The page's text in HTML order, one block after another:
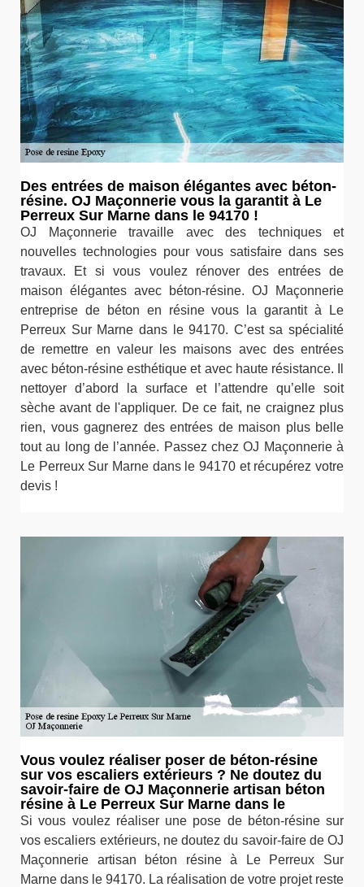
Des entrées de maison élégantes avec béton-
résine. OJ Maçonnerie vous la garantit à Le
Perreux Sur Marne dans le 94170 !
OJ Maçonnerie travaille avec des techniques et
nouvelles technologies pour vous satisfaire dans ses
travaux. Et si vous voulez rénover des entrées de
maison élégantes avec béton-résine. OJ Maçonnerie
entreprise de béton en résine vous la garantit à Le
Perreux Sur Marne dans le 94170. C’est sa spécialité
de remettre en valeur les maisons avec des entrées
avec béton-résine esthétique et avec haute résistance. Il
nettoyer d’abord la surface et l’attendre qu’elle soit
sèche avant de l'appliquer. De ce fait, ne craignez plus
rien, vous gagnerez des entrées de maison plus belle
tout au long de l’année. Passez chez OJ Maçonnerie à
Le Perreux Sur Marne dans le 94170 et récupérez votre
devis !
Vous voulez réaliser poser de béton-résine
sur vos escaliers extérieurs ? Ne doutez du
savoir-faire de OJ Maçonnerie artisan béton
résine à Le Perreux Sur Marne dans le
Si vous voulez réaliser une pose de béton-résine sur
vos escaliers extérieurs, ne doutez du savoir-faire de OJ
Maçonnerie artisan béton résine à Le Perreux Sur
Marne dans le 94170. La réalisation de votre projet reste